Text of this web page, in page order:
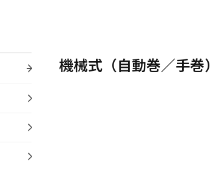
機械式（自動巻／手巻）